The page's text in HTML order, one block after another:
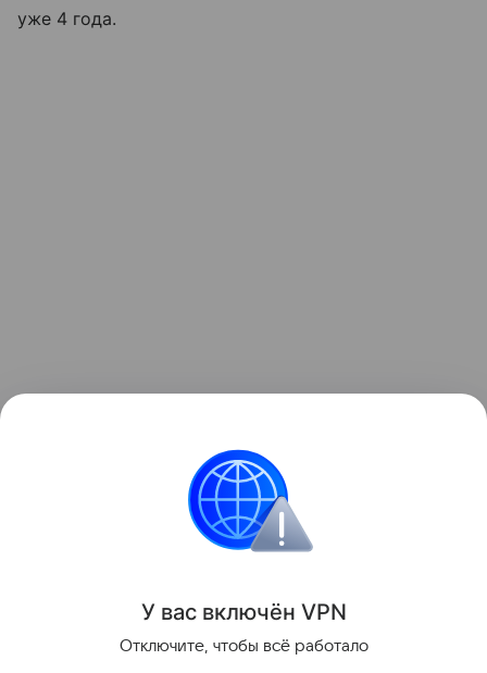
уже 4 года.
Елена Ваенга вывела подросшего
Поделиться
У вас включён VPN
Отключите, чтобы всё работало